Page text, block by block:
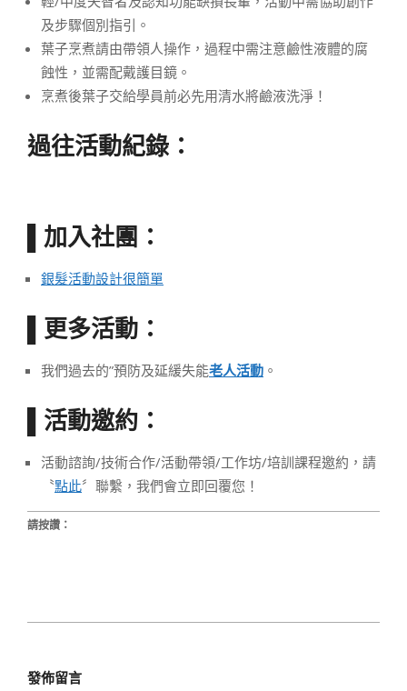
及步驟個別指引。
葉子烹煮請由帶領人操作，過程中需注意鹼性液體的腐
蝕性，並需配戴護目鏡。
烹煮後葉子交給學員前必先用清水將鹼液洗淨！
過往活動紀錄：
加入社團：
銀髮活動設計很簡單
更多活動：
我們過去的”預防及延緩失能老人活動 。
活動邀約：
活動諮詢/技術合作/活動帶領/工作坊/培訓課程邀約，請
〝點此〞聯繫，我們會立即回覆您！
請按讚：
08
發佈留言